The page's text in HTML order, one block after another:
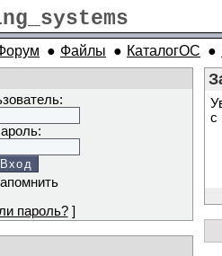
● Файлы ● КаталогОС ●
пароль?]
с